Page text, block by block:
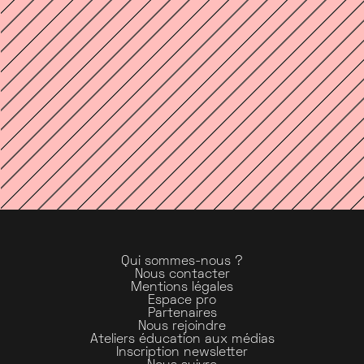
RADIO CAMPUS FRANCE
RADIO CAMPUS GRENOBLE
RADIO CAMPUS LILLE
RADIO CAMPUS LORRAINE
RADIO CAMPUS MONTPELLIER
RADIO CAMPUS MUSIQUE
RADIO CAMPUS ORLÉANS
RADIO CAMPUS PARIS
RADIO CAMPUS PAU
RADIO CAMPUS ROUEN
RADIO DIJON CAMPUS
RADIO EN CONSTRUCTION
RADIO GRENOUILLE
RADIO MNE
RADIO PHÉNIX
Qui sommes-nous ?
Nous contacter
Mentions légales
Espace pro
Partenaires
Nous rejoindre
Ateliers éducation aux médias
Inscription newsletter